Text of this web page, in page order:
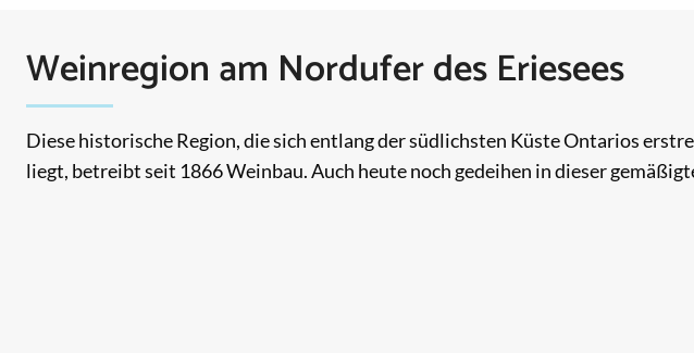
Weinregion am Nordufer des Eriesees
Diese historische Region, die sich entlang der südlichsten Küste Ontarios
liegt, betreibt seit 1866 Weinbau. Auch heute noch gedeihen in dieser